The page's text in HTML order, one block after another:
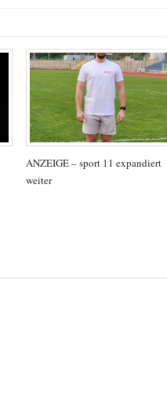
ANZEIGE – sport 11 expandiert
weiter